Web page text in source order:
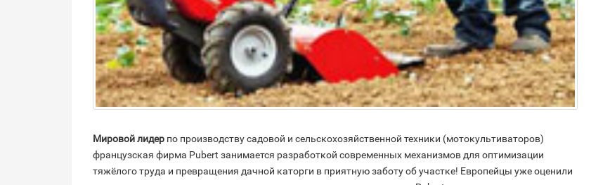
Мировой лидер по производству садовой и сельскохозяйственной техники (мотокультиваторов)
французская фирма Pubert занимается разработкой современных механизмов для оптимизации
тяжёлого труда и превращения дачной каторги в приятную заботу об участке! Европейцы уже оценили